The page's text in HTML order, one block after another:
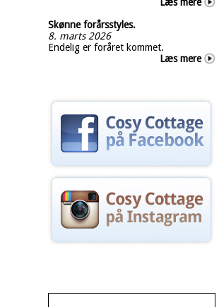
Skønne forårsstyles.
8. marts 2026
Endelig er foråret kommet.
Læs mere